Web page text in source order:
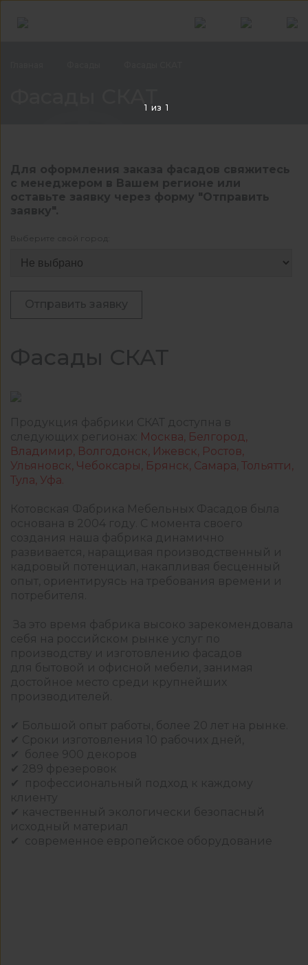
Для оформления заказа фасадов свяжитесь
с менеджером в Вашем регионе или
оставьте заявку через форму "Отправить
заявку".
Выберите свой город:
Отправить заявку
Фасады СКАТ
Продукция фабрики СКАТ доступна в
следующих регионах:
Москва, Белгород,
Владимир, Волгодонск, Ижевск, Ростов,
Ульяновск, Чебоксары, Брянск, Самара, Тольятти,
Тула, Уфа.
Котовская Фабрика Мебельных Фасадов была
основана в 2004 году. С момента своего
создания наша фабрика динамично
развивается, наращивая производственный и
кадровый потенциал, накапливая бесценный
опыт, ориентируясь на требования времени и
потребителя.
За это время фабрика высоко зарекомендовала
себя на российском рынке услуг по
производству и изготовлению фасадов
для бытовой и офисной мебели, занимая
достойное место среди крупнейших
производителей.
✔ Большой опыт работы, более 20 лет на рынке.
✔ Сроки изготовления 10 рабочих дней,
✔ более 900 декоров
✔ 289 фрезеровок
✔ профессиональный подход к каждому
клиенту
✔ качественный экологически безопасный
исходный материал
✔ современное европейское оборудование
1 из 1